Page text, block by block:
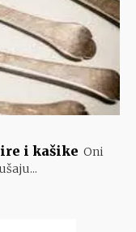
i kašike Oni